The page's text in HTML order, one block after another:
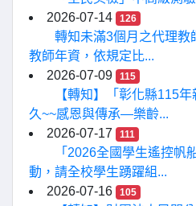
2026-07-14
126
轉知未滿3個月之代理教
教師年資，依規定比...
2026-07-09
115
【轉知】「彰化縣115
久~~感恩與傳承—樂齡...
2026-07-17
111
「2026全國學生遙控帆
動，請全校學生踴躍組...
2026-07-16
105